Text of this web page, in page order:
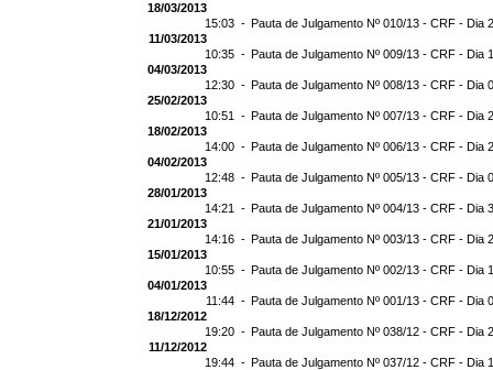
18/03/2013
15:03 - Pauta de Julgamento Nº 010/13 - CRF - Dia
11/03/2013
10:35 - Pauta de Julgamento Nº 009/13 - CRF - Dia
04/03/2013
12:30 - Pauta de Julgamento Nº 008/13 - CRF - Dia
25/02/2013
10:51 - Pauta de Julgamento Nº 007/13 - CRF - Dia
18/02/2013
14:00 - Pauta de Julgamento Nº 006/13 - CRF - Dia
04/02/2013
12:48 - Pauta de Julgamento Nº 005/13 - CRF - Dia
28/01/2013
14:21 - Pauta de Julgamento Nº 004/13 - CRF - Dia
21/01/2013
14:16 - Pauta de Julgamento Nº 003/13 - CRF - Dia
15/01/2013
10:55 - Pauta de Julgamento Nº 002/13 - CRF - Dia
04/01/2013
11:44 - Pauta de Julgamento Nº 001/13 - CRF - Dia
18/12/2012
19:20 - Pauta de Julgamento Nº 038/12 - CRF - Dia
11/12/2012
19:44 - Pauta de Julgamento Nº 037/12 - CRF - Dia